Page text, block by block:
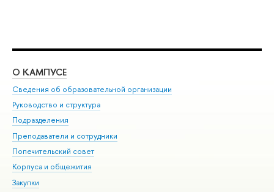
О КАМПУСЕ
Сведения об образовательной организации
Руководство и структура
Подразделения
Преподаватели и сотрудники
Попечительский совет
Корпуса и общежития
Закупки